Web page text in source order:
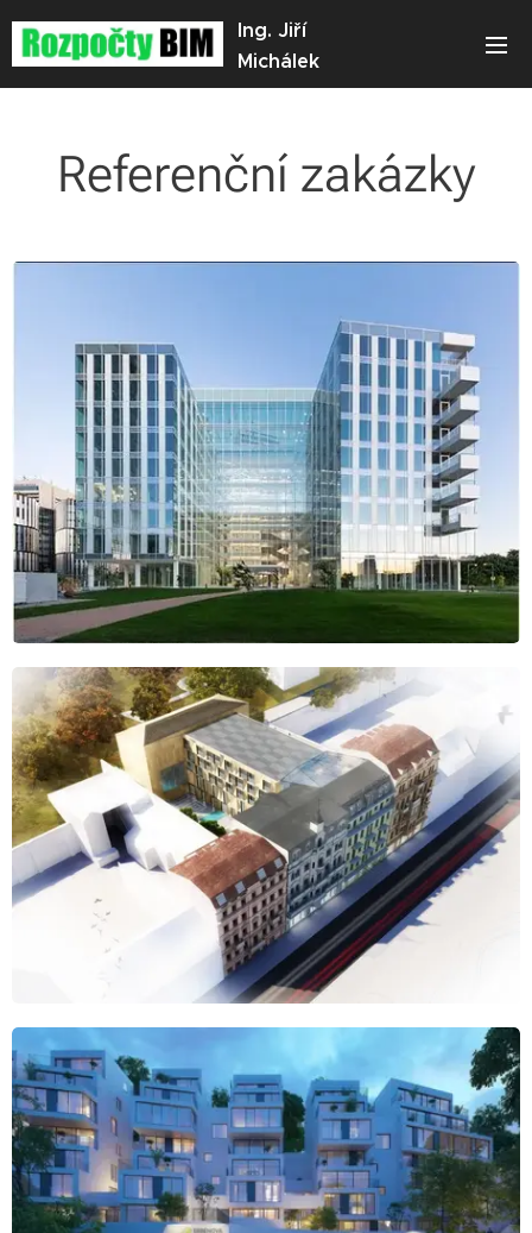
Ing. Jiří
Michálek
Referenční zakázky